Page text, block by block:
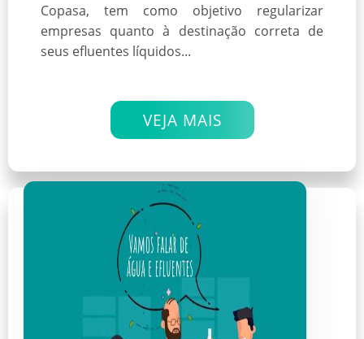
Copasa, tem como objetivo regularizar
empresas quanto à destinação correta de
seus efluentes líquidos...
VEJA MAIS